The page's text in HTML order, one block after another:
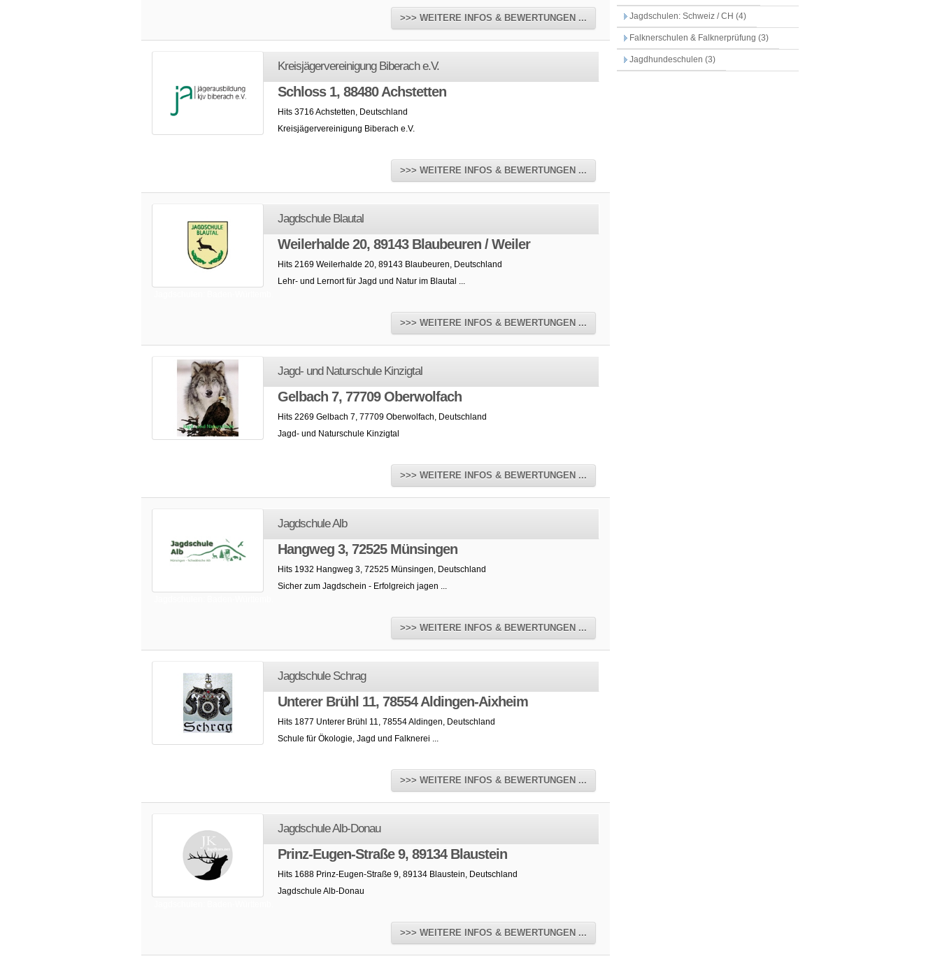
>>> WEITERE INFOS & BEWERTUNGEN ...
Kreisjägervereinigung Biberach e.V.
Schloss 1, 88480 Achstetten
Hits 3716 Achstetten, Deutschland
Kreisjägervereinigung Biberach e.V.
>>> WEITERE INFOS & BEWERTUNGEN ...
Jagdschule Blautal
Weilerhalde 20, 89143 Blaubeuren / Weiler
Hits 2169 Weilerhalde 20, 89143 Blaubeuren, Deutschland
Lehr- und Lernort für Jagd und Natur im Blautal ...
>>> WEITERE INFOS & BEWERTUNGEN ...
Jagd- und Naturschule Kinzigtal
Gelbach 7, 77709 Oberwolfach
Hits 2269 Gelbach 7, 77709 Oberwolfach, Deutschland
Jagd- und Naturschule Kinzigtal
>>> WEITERE INFOS & BEWERTUNGEN ...
Jagdschule Alb
Hangweg 3, 72525 Münsingen
Hits 1932 Hangweg 3, 72525 Münsingen, Deutschland
Sicher zum Jagdschein - Erfolgreich jagen ...
>>> WEITERE INFOS & BEWERTUNGEN ...
Jagdschule Schrag
Unterer Brühl 11, 78554 Aldingen-Aixheim
Hits 1877 Unterer Brühl 11, 78554 Aldingen, Deutschland
Schule für Ökologie, Jagd und Falknerei ...
>>> WEITERE INFOS & BEWERTUNGEN ...
Jagdschule Alb-Donau
Prinz-Eugen-Straße 9, 89134 Blaustein
Hits 1688 Prinz-Eugen-Straße 9, 89134 Blaustein, Deutschland
Jagdschule Alb-Donau
>>> WEITERE INFOS & BEWERTUNGEN ...
Jagdschulen: Schweiz / CH (4)
Falknerschulen & Falknerprüfung (3)
Jagdhundeschulen (3)